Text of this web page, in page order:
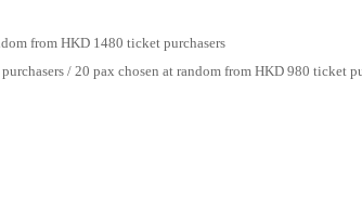
from HKD 1480 ticket purchasers
/ 20 pax chosen at random from HKD 980 ticket